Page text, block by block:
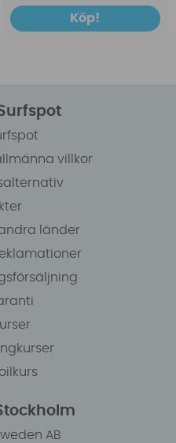
Köp!
villkor
länder
AB